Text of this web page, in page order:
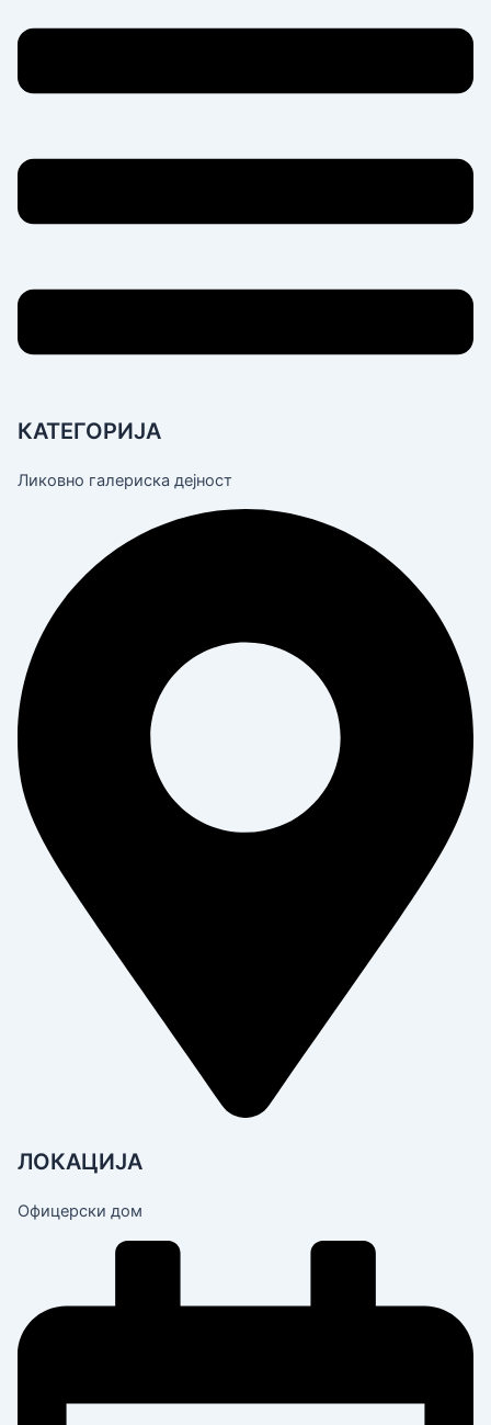
КАТЕГОРИЈА
Ликовно галериска дејност
ЛОКАЦИЈА
Офицерски дом